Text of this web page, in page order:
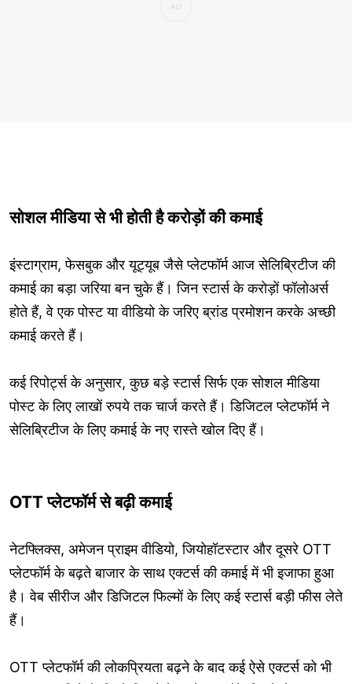
सोशल मीडिया से भी होती है करोड़ों की कमाई
इंस्टाग्राम, फेसबुक और यूट्यूब जैसे प्लेटफॉर्म आज सेलिब्रिटीज की
कमाई का बड़ा जरिया बन चुके हैं। जिन स्टार्स के करोड़ों फॉलोअर्स
होते हैं, वे एक पोस्ट या वीडियो के जरिए ब्रांड प्रमोशन करके अच्छी
कमाई करते हैं।
कई रिपोर्ट्स के अनुसार, कुछ बड़े स्टार्स सिर्फ एक सोशल मीडिया
पोस्ट के लिए लाखों रुपये तक चार्ज करते हैं। डिजिटल प्लेटफॉर्म ने
सेलिब्रिटीज के लिए कमाई के नए रास्ते खोल दिए हैं।
OTT प्लेटफॉर्म से बढ़ी कमाई
नेटफ्लिक्स, अमेजन प्राइम वीडियो, जियोहॉटस्टार और दूसरे OTT
प्लेटफॉर्म के बढ़ते बाजार के साथ एक्टर्स की कमाई में भी इजाफा हुआ
है। वेब सीरीज और डिजिटल फिल्मों के लिए कई स्टार्स बड़ी फीस लेते
हैं।
OTT प्लेटफॉर्म की लोकप्रियता बढ़ने के बाद कई ऐसे एक्टर्स को भी